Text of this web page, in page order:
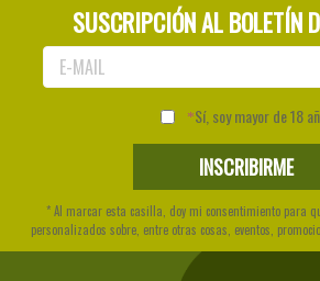
SUSCRIPCIÓN AL BOLETÍN
Sí, soy mayor de 18
* Al marcar esta casilla, doy mi consentimiento para
personalizados sobre, entre otras cosas, eventos,